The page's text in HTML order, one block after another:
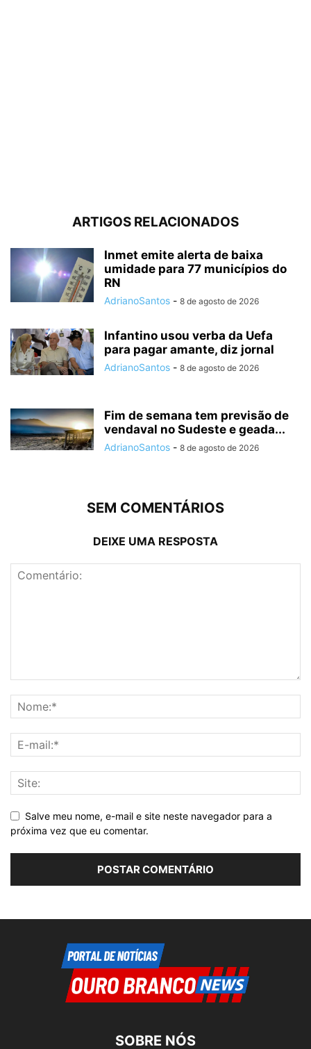
ARTIGOS RELACIONADOS
Inmet emite alerta de baixa
umidade para 77 municípios do
RN
AdrianoSantos - 8 de agosto de 2026
Infantino usou verba da Uefa
para pagar amante, diz jornal
AdrianoSantos - 8 de agosto de 2026
Fim de semana tem previsão de
vendaval no Sudeste e geada...
AdrianoSantos - 8 de agosto de 2026
SEM COMENTÁRIOS
DEIXE UMA RESPOSTA
Salve meu nome, e-mail e site neste navegador para a
próxima vez que eu comentar.
SOBRE NÓS